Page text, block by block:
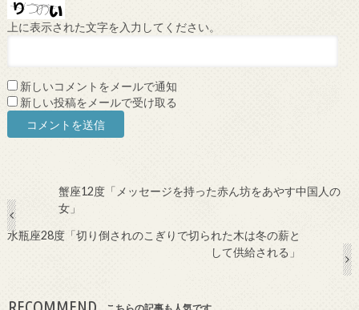
上に表示された文字を入力してください。
新しいコメントをメールで通知
新しい投稿をメールで受け取る
蟹座12度「メッセージを持った赤ん坊をあやす中国人の
女」
水瓶座28度「切り倒されのこぎりで切られた木は冬の薪と
して供給される」